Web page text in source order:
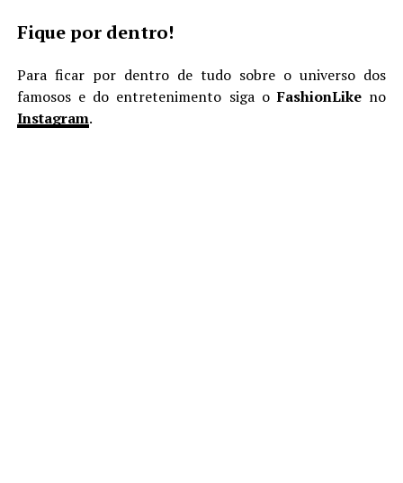
Fique por dentro!
Para ficar por dentro de tudo sobre o universo dos
famosos e do entretenimento siga oFashionLike no
Instagram.